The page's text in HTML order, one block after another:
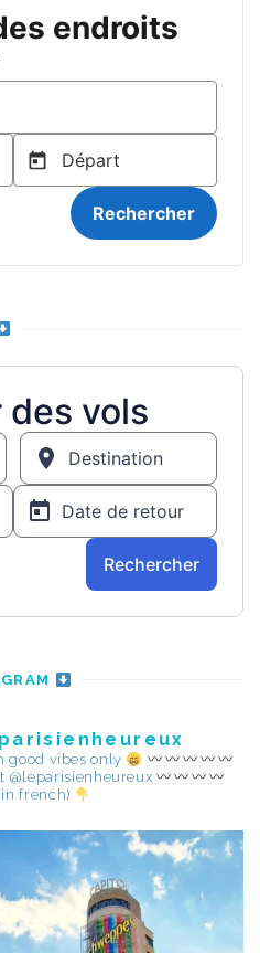
good vibes only
@leparisienheureux
french)